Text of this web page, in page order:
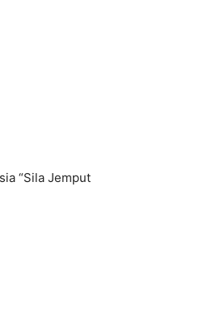
“Sila Jemput